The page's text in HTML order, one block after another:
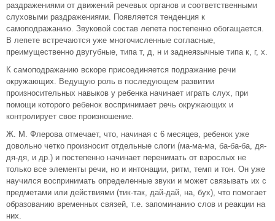
раздражениями от движений речевых органов и соответственными
слуховыми раздражениями. Появляется тенденция к
самоподражанию. Звуковой состав лепета постепенно обогащается.
В лепете встречаются уже многочисленные согласные,
преимущественно двугубные, типа т, д, н и заднеязычные типа к, г, х.
К самоподражанию вскоре присоединяется подражание речи
окружающих. Ведущую роль в последующем развитии
произносительных навыков у ребенка начинает играть слух, при
помощи которого ребенок воспринимает речь окружающих и
контролирует свое произношение.
Ж. М. Флерова отмечает, что, начиная с 6 месяцев, ребенок уже
довольно четко произносит отдельные слоги (ма-ма-ма, ба-ба-ба, дя-
дя-дя, и др.) и постепенно начинает перенимать от взрослых не
только все элементы речи, но и интонации, ритм, темп и тон. Он уже
научился воспринимать определенные звуки и может связывать их с
предметами или действиями (тик-так, дай-дай, на, бух), что помогает
образованию временных связей, т.е. запоминанию слов и реакции на
них.